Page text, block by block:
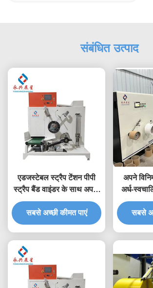
संबंधित उत्पाद
एडजस्टेबल स्ट्रैप टेंशन पीपी
स्ट्रैप बैंड वाइंडर के साथ अपनी
पैकेजिंग प्रक्रिया को
सुव्यवस्थित करें
सबसे अच्छी कीमत पाएं
अपने
अर्ध-
का
सबसे